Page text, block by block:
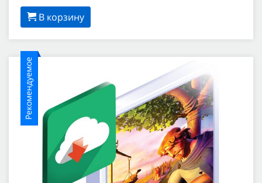
В корзину
Рекомендуемое